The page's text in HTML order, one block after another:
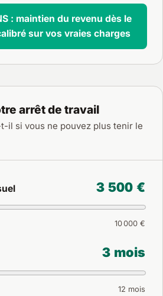
: maintien du revenu dès le
sur vos vraies charges
arrêt de travail
il si vous ne pouvez plus tenir le
3 500 €
10 000 €
3 mois
12 mois